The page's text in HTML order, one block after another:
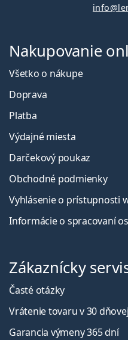
Nakupovanie
Všetko o nákupe
Doprava
Platba
Výdajné miesta
Darčekový poukaz
Obchodné podmienky
Vyhlásenie o prístupnosti
Informácie o spracovaní
Zákaznícky
Časté otázky
Vrátenie tovaru v 30
Garancia výmeny 365 dní